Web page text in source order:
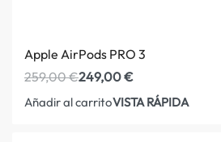
Apple AirPods PRO 3
259,00€249,00€
Añadir al carritoVISTA RÁPIDA